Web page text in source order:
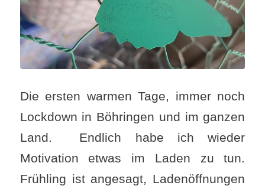
Die ersten warmen Tage, immer noch
Lockdown in Böhringen und im ganzen
Land. Endlich habe ich wieder
Motivation etwas im Laden zu tun.
Frühling ist angesagt, Ladenöffnungen